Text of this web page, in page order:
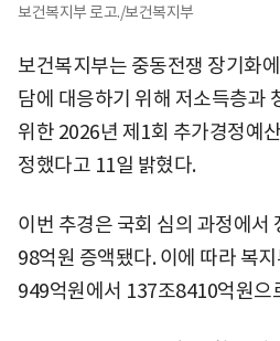
보건복지부 로고./보건복지부
보건복지부는 중동전쟁 장기화
담에 대응하기 위해 저소득층과
위한 2026년 제1회 추가경정예
정했다고 11일 밝혔다.
이번 추경은 국회 심의 과정에
98억원 증액됐다. 이에 따라 복
949억원에서 137조8410억원으